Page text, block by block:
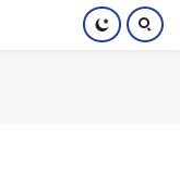
Index